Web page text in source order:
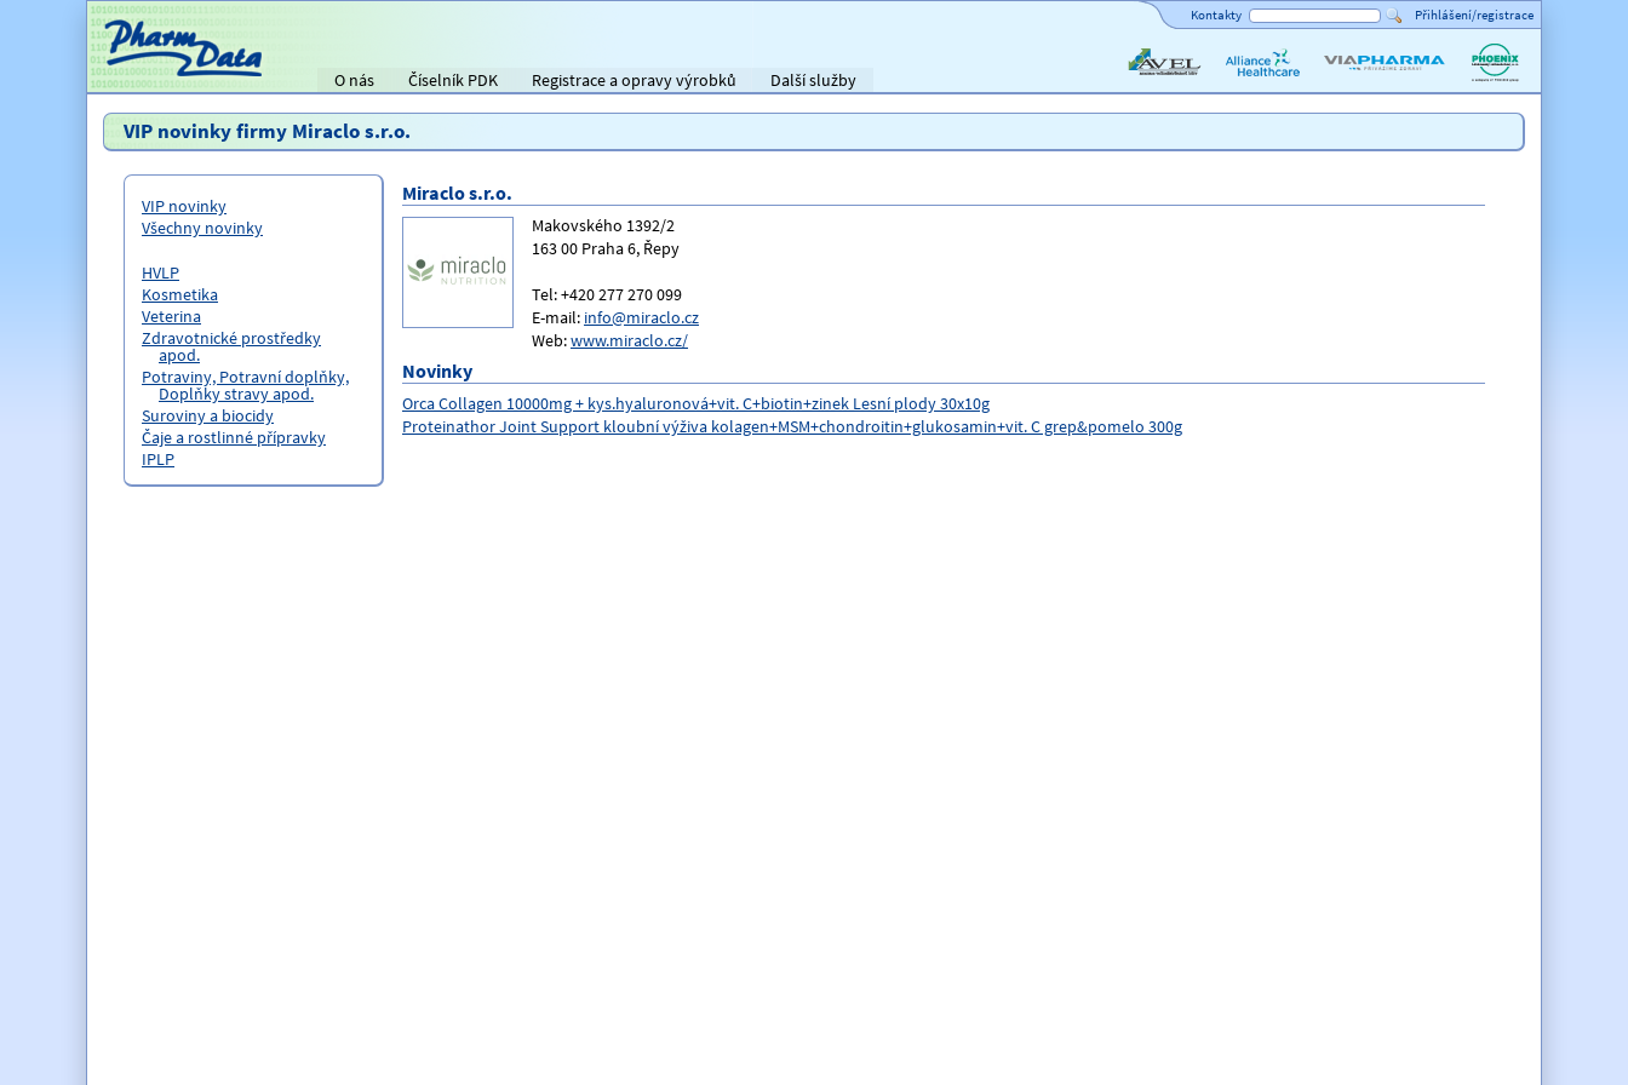
Titulní strana O nás Číselník PDK Registrace a opravy výrobků Další služby
Kontakty Přihlášení/registrace
AVEL Alliance
Healthcare
ViaPharma PHOENIX
lékárenský
velkoobchod
VIP novinky firmy Miraclo s.r.o.
VIP novinky
Všechny novinky
HVLP
Kosmetika
Veterina
Zdravotnické prostředky
apod.
Potraviny, Potravní doplňky,
Doplňky stravy apod.
Suroviny a biocidy
Čaje a rostlinné přípravky
IPLP
Miraclo s.r.o.
Makovského 1392/2
163 00 Praha 6, Řepy
Tel: +420 277 270 099
E-mail: info@miraclo.cz
Web:www.miraclo.cz/
Novinky
Orca Collagen 10000mg + kys.hyaluronová+vit. C+biotin+zinek Lesní plody 30x10g
Proteinathor Joint Support kloubní výživa kolagen+MSM+chondroitin+glukosamin+vit. C grep&pomelo 300g